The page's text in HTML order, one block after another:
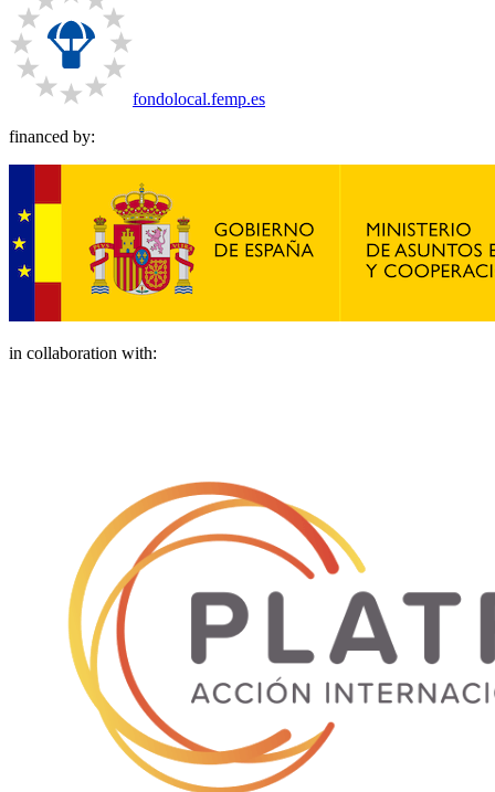
fondolocal.femp.es
financed by:
in collaboration with: